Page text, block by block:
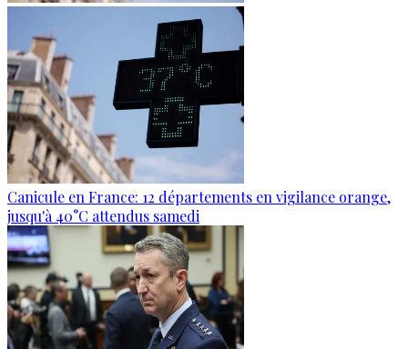
Canicule en France: 12 départements en vigilance orange,
jusqu'à 40°C attendus samedi